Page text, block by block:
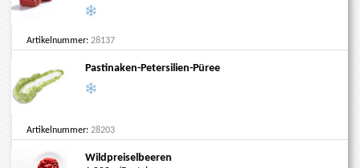
Artikelnummer: 28137
Pastinaken-Petersilien-Püree
Artikelnummer: 28203
Wildpreiselbeeren